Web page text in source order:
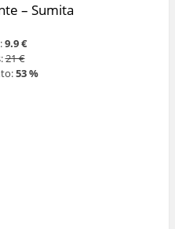
– Sumita
9.9 €
21 €
53 %